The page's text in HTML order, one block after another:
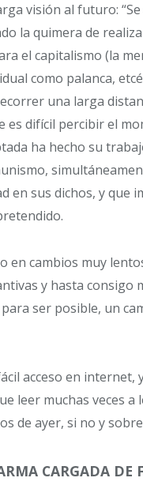
visión al futuro:
la quimera de
el capitalismo (la
como palanca,
una larga
es difícil percibir el
ha hecho su
en sus dichos, y
en cambios muy
y hasta consigo
ser posible, un
acceso en internet,
leer muchas veces
de ayer, si no y
CARGADA DE